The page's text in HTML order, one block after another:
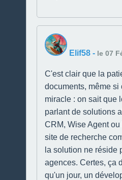
Elif58 - le 07
C'est clair que la
documents, même
miracle : on sait que
parlant de solutions
CRM, Wise Agent
site de recherche
la solution ne réside
agences. Certes, ça
qu'un jour, un